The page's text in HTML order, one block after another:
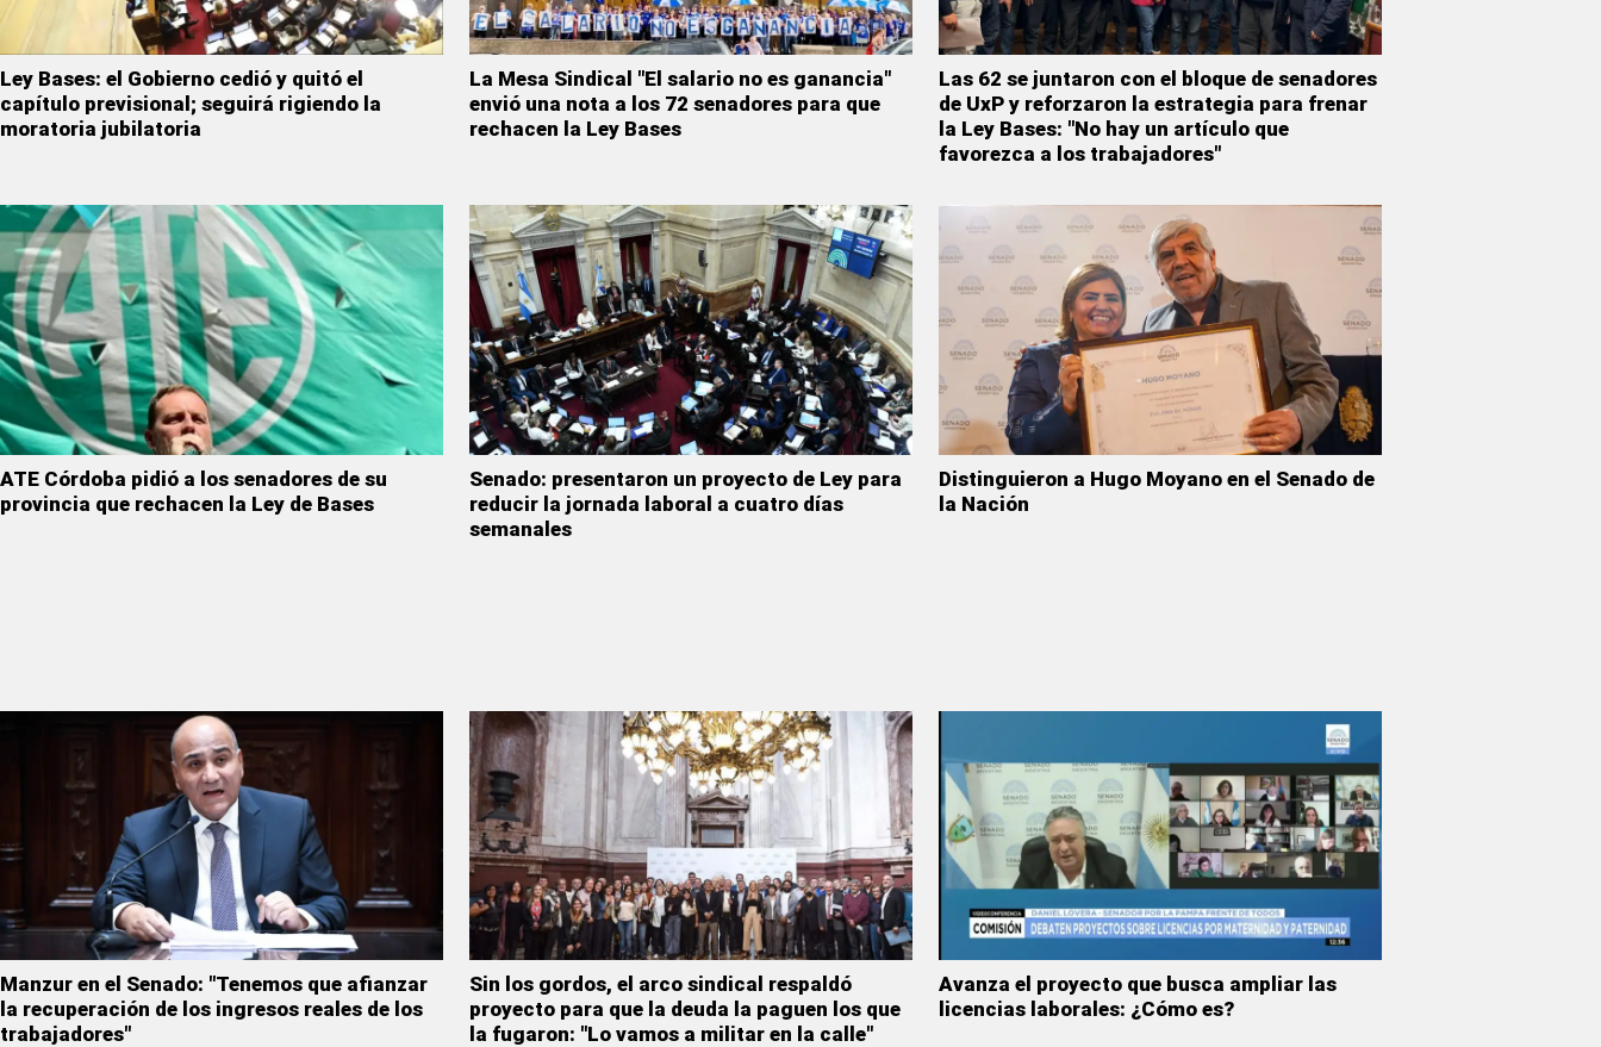
Ley Bases: el Gobierno cedió y quitó el
capítulo previsional; seguirá rigiendo la
moratoria jubilatoria
La Mesa Sindical "El salario no es ganancia"
envió una nota a los 72 senadores para que
rechacen la Ley Bases
Las 62 se juntaron con el bloque de senadores
de UxP y reforzaron la estrategia para frenar
la Ley Bases: "No hay un artículo que
favorezca a los trabajadores"
ATE Córdoba pidió a los senadores de su
provincia que rechacen la Ley de Bases
Senado: presentaron un proyecto de Ley para
reducir la jornada laboral a cuatro días
semanales
Distinguieron a Hugo Moyano en el Senado de
la Nación
Manzur en el Senado: "Tenemos que afianzar
la recuperación de los ingresos reales de los
trabajadores"
Sin los gordos, el arco sindical respaldó
proyecto para que la deuda la paguen los que
la fugaron: "Lo vamos a militar en la calle"
Avanza el proyecto que busca ampliar las
licencias laborales: ¿Cómo es?